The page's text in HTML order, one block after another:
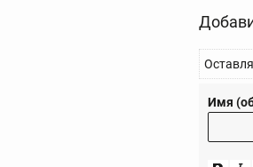
Имя